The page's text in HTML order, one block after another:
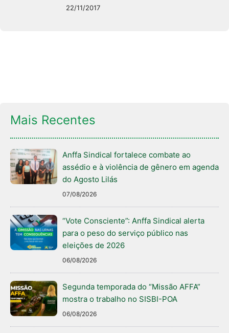
22/11/2017
Mais Recentes
Anffa Sindical fortalece combate ao
assédio e à violência de gênero em agenda
do Agosto Lilás
07/08/2026
“Vote Consciente”: Anffa Sindical alerta
para o peso do serviço público nas
eleições de 2026
06/08/2026
Segunda temporada do “Missão AFFA”
mostra o trabalho no SISBI-POA
06/08/2026